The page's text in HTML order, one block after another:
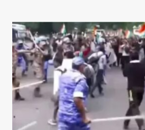
at
s
A
p
p
c
e
b
o
o
k
k
e
dI
n
ai
l